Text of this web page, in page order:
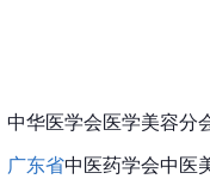
中华医学会医学美容分
广东省中医药学会中医